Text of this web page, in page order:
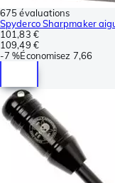
675 évaluations
Spyderco Sharpmaker
101,83 €
109,49 €
-7 %Économisez 7,66